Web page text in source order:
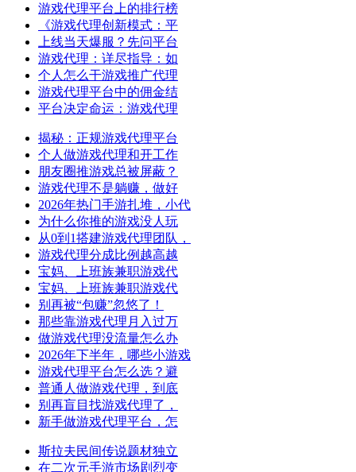
游戏代理平台上的排行榜
《游戏代理创新模式：平
上线当天爆服？先问平台
游戏代理：详尽指导：如
个人怎么干游戏推广代理
游戏代理平台中的佣金结
平台决定命运：游戏代理
揭秘：正规游戏代理平台
个人做游戏代理和开工作
朋友圈推游戏总被屏蔽？
游戏代理不是躺赚，做好
2026年热门手游扎堆，小代
为什么你推的游戏没人玩
从0到1搭建游戏代理团队，
游戏代理分成比例越高越
宝妈、上班族兼职游戏代
宝妈、上班族兼职游戏代
别再被“包赚”忽悠了！
那些靠游戏代理月入过万
做游戏代理没流量怎么办
2026年下半年，哪些小游戏
游戏代理平台怎么选？避
普通人做游戏代理，到底
别再盲目找游戏代理了，
新手做游戏代理平台，怎
斯拉夫民间传说题材独立
在二次元手游市场剧烈变